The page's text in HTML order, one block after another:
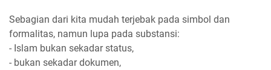
Sebagian dari kita mudah terjebak pada simbol dan
formalitas, namun lupa pada substansi:
- Islam bukan sekadar status,
- bukan sekadar dokumen,